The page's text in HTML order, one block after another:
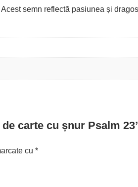
semn reflectă pasiunea și
carte cu șnur Psalm
cu *